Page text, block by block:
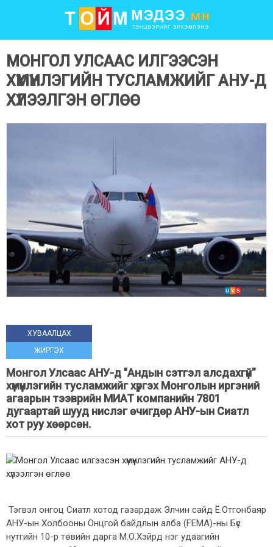
МОНГОЛ УЛСААС ИЛГЭЭСЭН
ХҮМҮҮНЛЭГИЙН ТУСЛАМЖИЙГ АНУ-Д
ХҮЛЭЭЛГЭН ӨГЛӨӨ
ХУВААЛЦАХ
ЖИРГЭХ
Монгол Улсаас АНУ-д "Андын сэтгэл алсдахгүй”
хүмүүнлэгийн тусламжийг хүргэх Монголын иргэний
агаарын тээврийн МИАТ компанийн 7801
дугаартай шууд нислэг өчигдөр АНУ-ын Сиатл
хот руу хөөрсөн.
Тэгвэл онгоц Сиатл хотод газардаж Элчин сайд Ё.Отгонбаяр
АНУ-ын Холбооны Онцгой байдлын алба (FEMA)-ны Бүс
нутгийн 10-р төвийн дарга М.О.Хэйрд нэг удаагийн